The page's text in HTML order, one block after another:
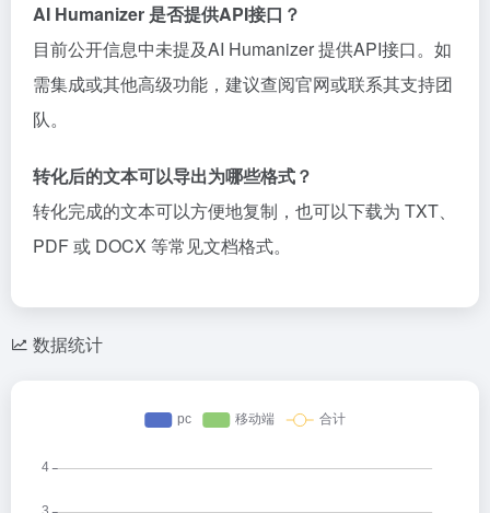
AI Humanizer 是否提供API接口？
目前公开信息中未提及AI Humanizer 提供API接口。如
需集成或其他高级功能，建议查阅官网或联系其支持团
队。
转化后的文本可以导出为哪些格式？
转化完成的文本可以方便地复制，也可以下载为 TXT、
PDF 或 DOCX 等常见文档格式。
数据统计